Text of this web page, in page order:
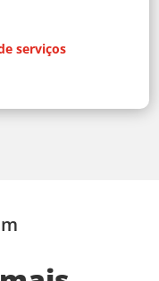
serviços